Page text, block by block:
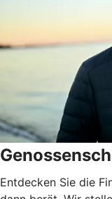
Entdecken Sie die